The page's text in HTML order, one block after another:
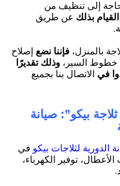
إلى تنظيف من
بذلك عن طريق
بالمنزل، فإننا نضع إصلاح
خطوط السير، وذلك تقديرًا
في الاتصال بنا بجميع
بيكو”: صيانة
الدورية لثلاجات بيكو في
توفير الكهرباء،